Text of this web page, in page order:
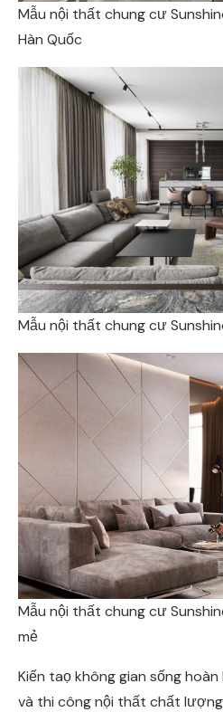
Mẫu nội thất chung cư
Hàn Quốc
Mẫu nội thất chung cư
Mẫu nội thất chung cư
mẻ
Kiến taọ không gian sống
và thi công nội thất chất